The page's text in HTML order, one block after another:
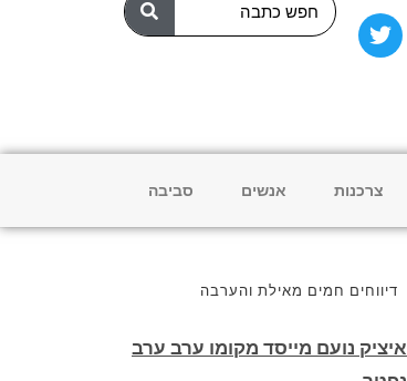
צרכנות אנשים סביבה
דיווחים חמים מאילת והערבה
איציק נועם מייסד מקומו ערב ערב